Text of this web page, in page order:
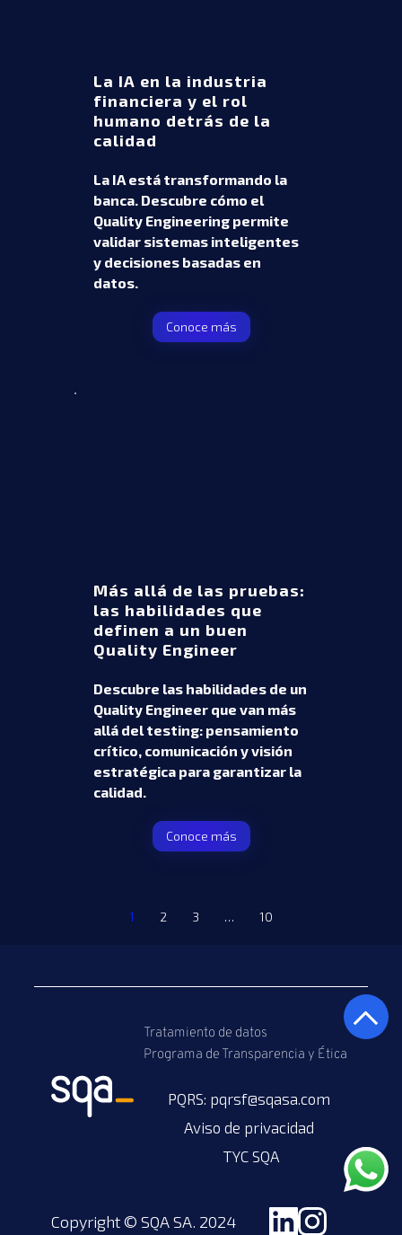
La IA en la industria
financiera y el rol
humano detrás de la
calidad
La IA está transformando la
banca. Descubre cómo el
Quality Engineering permite
validar sistemas inteligentes
y decisiones basadas en
datos.
Conoce más
Más allá de las pruebas:
las habilidades que
definen a un buen
Quality Engineer
Descubre las habilidades de un
Quality Engineer que van más
allá del testing: pensamiento
crítico, comunicación y visión
estratégica para garantizar la
calidad.
Conoce más
1 2 3 … 10
Tratamiento de datos
Programa de Transparencia y Ética
PQRS: pqrsf@sqasa.com
Aviso de privacidad
TYC SQA
Copyright © SQA SA. 2024